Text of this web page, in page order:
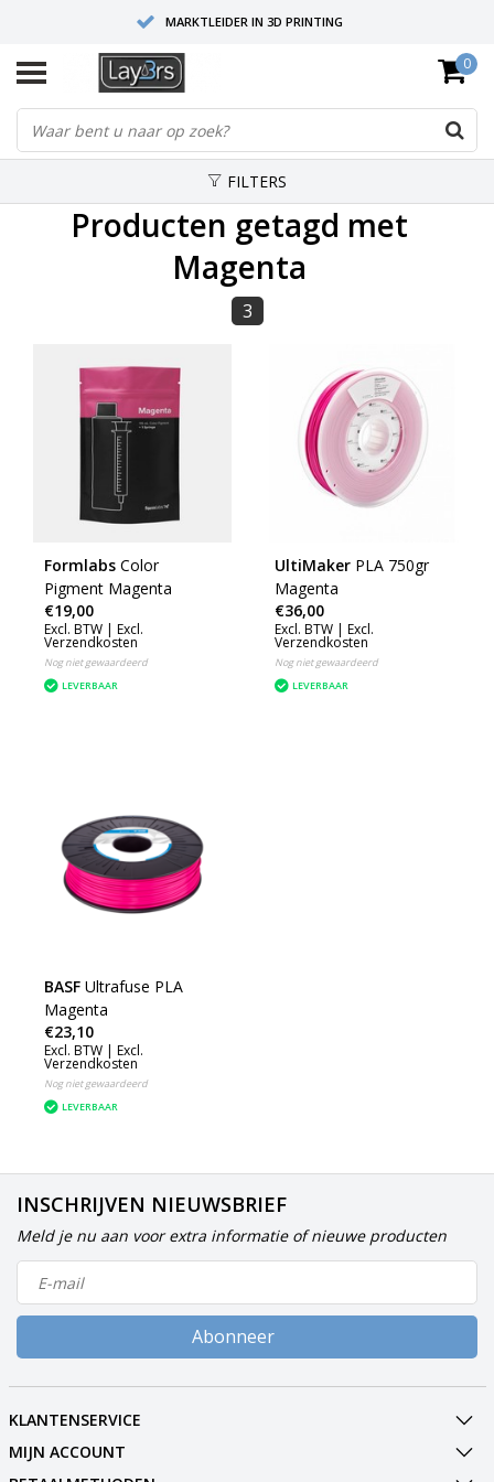
MARKTLEIDER IN 3D PRINTING
HOOGWAARDIGE SERVICE EN SUPPORT
FYSIEKE SHOWROOMS
0
FILTERS
Producten getagd met
Magenta
3
Formlabs Color
Pigment Magenta
€19,00
Excl. BTW | Excl.
Verzendkosten
Nog niet gewaardeerd
LEVERBAAR
UltiMaker PLA 750gr
Magenta
€36,00
Excl. BTW | Excl.
Verzendkosten
Nog niet gewaardeerd
LEVERBAAR
BASF Ultrafuse PLA
Magenta
€23,10
Excl. BTW | Excl.
Verzendkosten
Nog niet gewaardeerd
LEVERBAAR
INSCHRIJVEN NIEUWSBRIEF
Meld je nu aan voor extra informatie of nieuwe producten
Abonneer
KLANTENSERVICE
MIJN ACCOUNT